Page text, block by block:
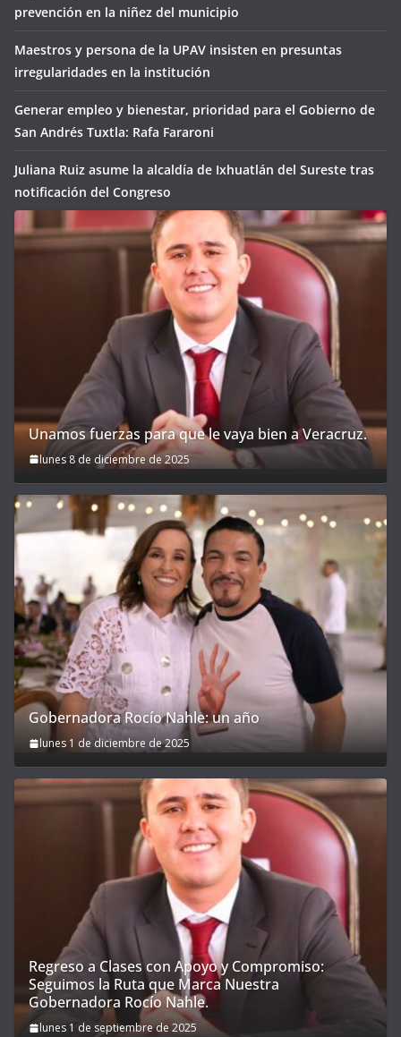
prevención en la niñez del municipio
Maestros y persona de la UPAV insisten en presuntas
irregularidades en la institución
Generar empleo y bienestar, prioridad para el Gobierno de
San Andrés Tuxtla: Rafa Fararoni
Juliana Ruiz asume la alcaldía de Ixhuatlán del Sureste tras
notificación del Congreso
Unamos fuerzas para que le vaya bien a Veracruz.
lunes 8 de diciembre de 2025
Gobernadora Rocío Nahle: un año
lunes 1 de diciembre de 2025
Regreso a Clases con Apoyo y Compromiso:
Seguimos la Ruta que Marca Nuestra
Gobernadora Rocío Nahle.
lunes 1 de septiembre de 2025